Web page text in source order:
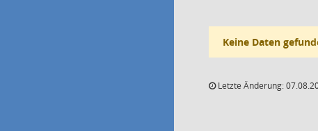
Keine Daten
Letzte Änderung: